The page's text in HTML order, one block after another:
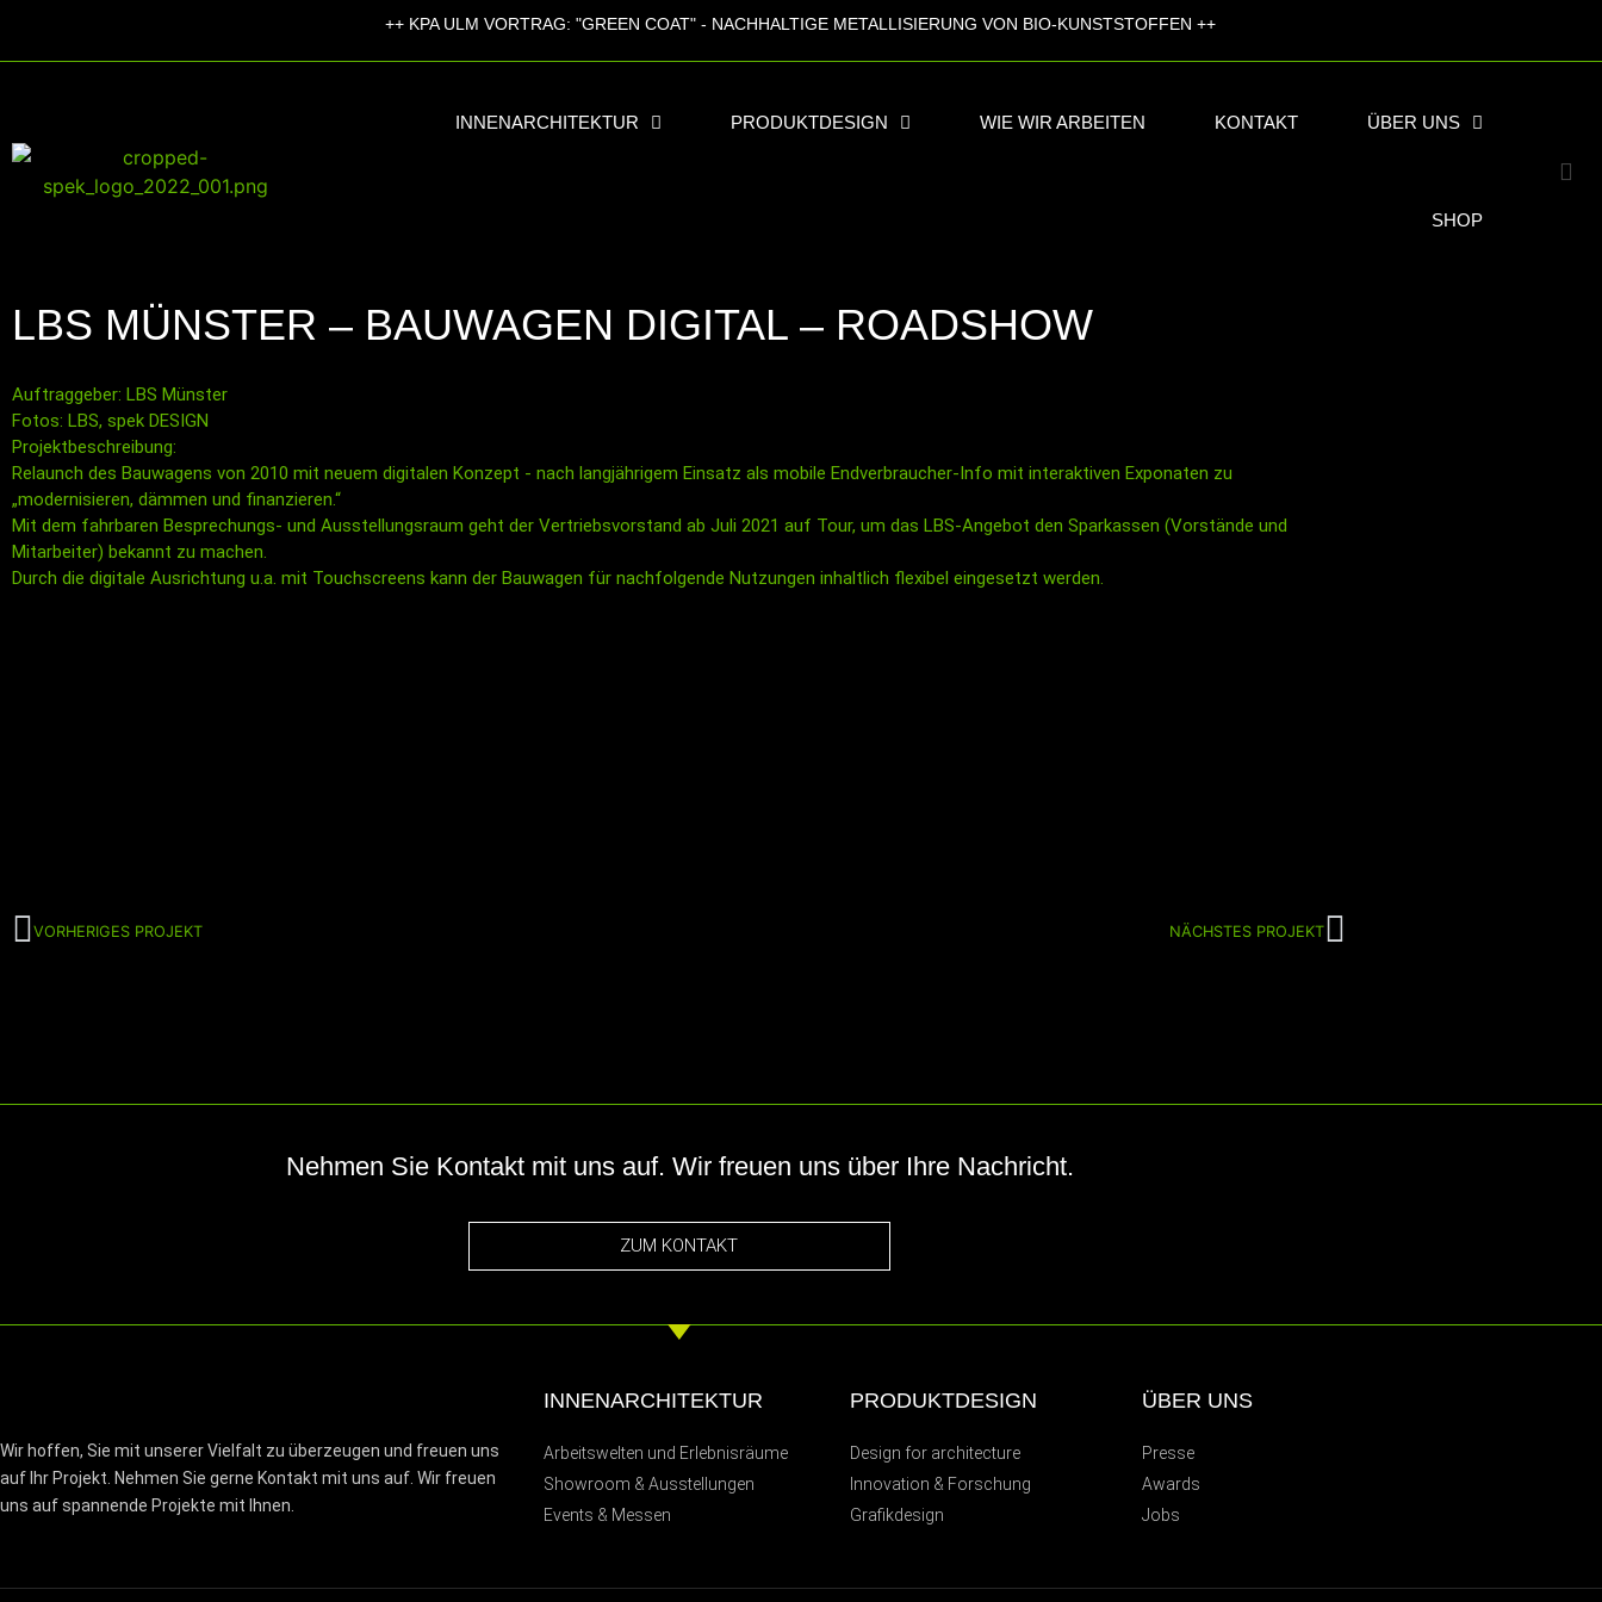
++ KPA ULM VORTRAG: "GREEN COAT" - NACHHALTIGE METALLISIERUNG VON BIO-KUNSTSTOFFEN ++
INNENARCHITEKTUR PRODUKTDESIGN WIE WIR ARBEITEN KONTAKT ÜBER UNS
SHOP
LBS MÜNSTER – BAUWAGEN DIGITAL – ROADSHOW
Auftraggeber: LBS Münster
Fotos: LBS, spek DESIGN
Projektbeschreibung:
Relaunch des Bauwagens von 2010 mit neuem digitalen Konzept - nach langjährigem Einsatz als mobile Endverbraucher-Info mit interaktiven Exponaten zu
„modernisieren, dämmen und finanzieren.“
Mit dem fahrbaren Besprechungs- und Ausstellungsraum geht der Vertriebsvorstand ab Juli 2021 auf Tour, um das LBS-Angebot den Sparkassen (Vorstände und
Mitarbeiter) bekannt zu machen.
Durch die digitale Ausrichtung u.a. mit Touchscreens kann der Bauwagen für nachfolgende Nutzungen inhaltlich flexibel eingesetzt werden.
VORHERIGES PROJEKT NÄCHSTES PROJEKT
Nehmen Sie Kontakt mit uns auf. Wir freuen uns über Ihre Nachricht.
ZUM KONTAKT
Wir hoffen, Sie mit unserer Vielfalt zu überzeugen und freuen uns
auf Ihr Projekt. Nehmen Sie gerne Kontakt mit uns auf. Wir freuen
uns auf spannende Projekte mit Ihnen.
INNENARCHITEKTUR
Arbeitswelten und Erlebnisräume
Showroom & Ausstellungen
Events & Messen
PRODUKTDESIGN
Design for architecture
Innovation & Forschung
Grafikdesign
ÜBER UNS
Presse
Awards
Jobs